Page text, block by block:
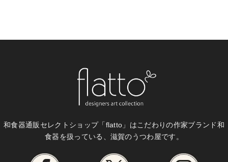
和食器通販セレクトショップ「flatto」はこだわりの作家ブランド和
食器を扱っている、滋賀のうつわ屋です。